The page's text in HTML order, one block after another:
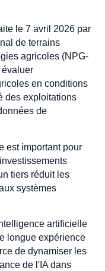
le 7 avril 2026 par
de terrains
agricoles (NPG-
en conditions
des exploitations
de
est important pour
tiers réduit les
systèmes
artificielle
longue expérience
de dynamiser les
de l'IA dans